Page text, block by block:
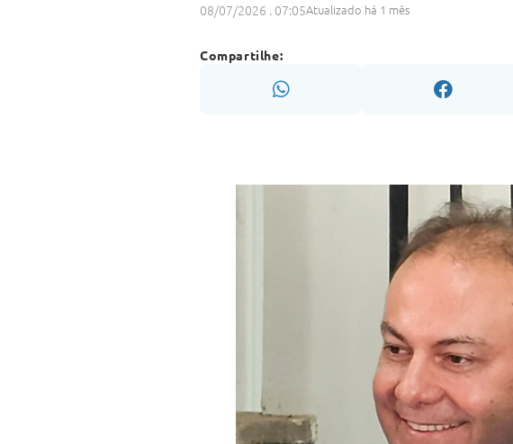
08/07/2026 . 07:05Atualizado há 1 mês
Compartilhe: